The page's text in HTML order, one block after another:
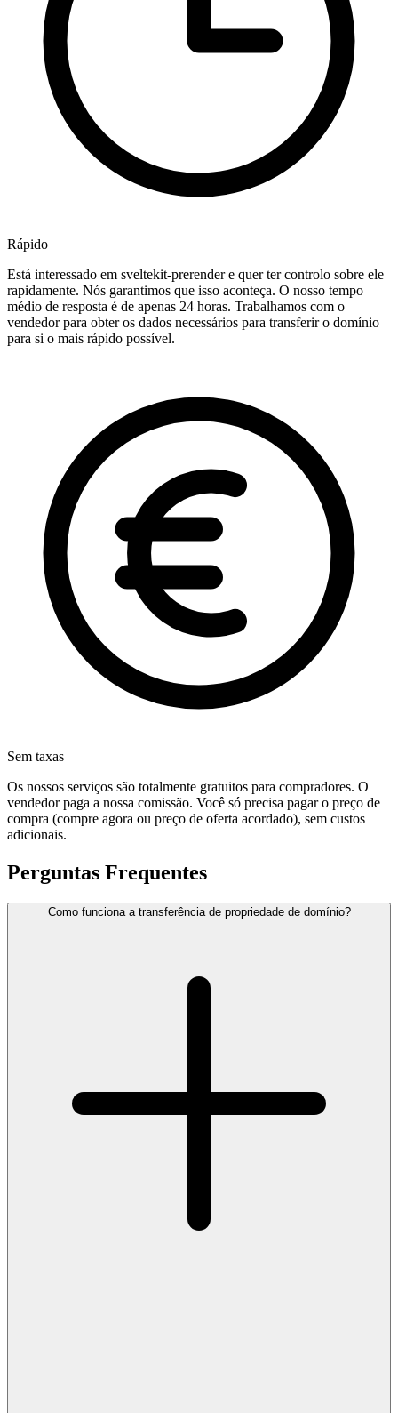
Rápido
Está interessado em sveltekit-prerender e quer ter controlo sobre ele
rapidamente. Nós garantimos que isso aconteça. O nosso tempo
médio de resposta é de apenas 24 horas. Trabalhamos com o
vendedor para obter os dados necessários para transferir o domínio
para si o mais rápido possível.
Sem taxas
Os nossos serviços são totalmente gratuitos para compradores. O
vendedor paga a nossa comissão. Você só precisa pagar o preço de
compra (compre agora ou preço de oferta acordado), sem custos
adicionais.
Perguntas Frequentes
Como funciona a transferência de propriedade de domínio?